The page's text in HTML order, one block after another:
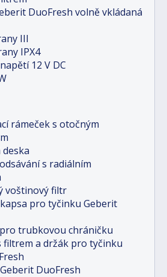
DuoFresh volně vkládaná
III
IPX4
12 V DC
rámeček s otočným
s radiálním
voštinový filtr
pro tyčinku Geberit
trubkovou chráničku
filtrem a držák pro tyčinku
DuoFresh